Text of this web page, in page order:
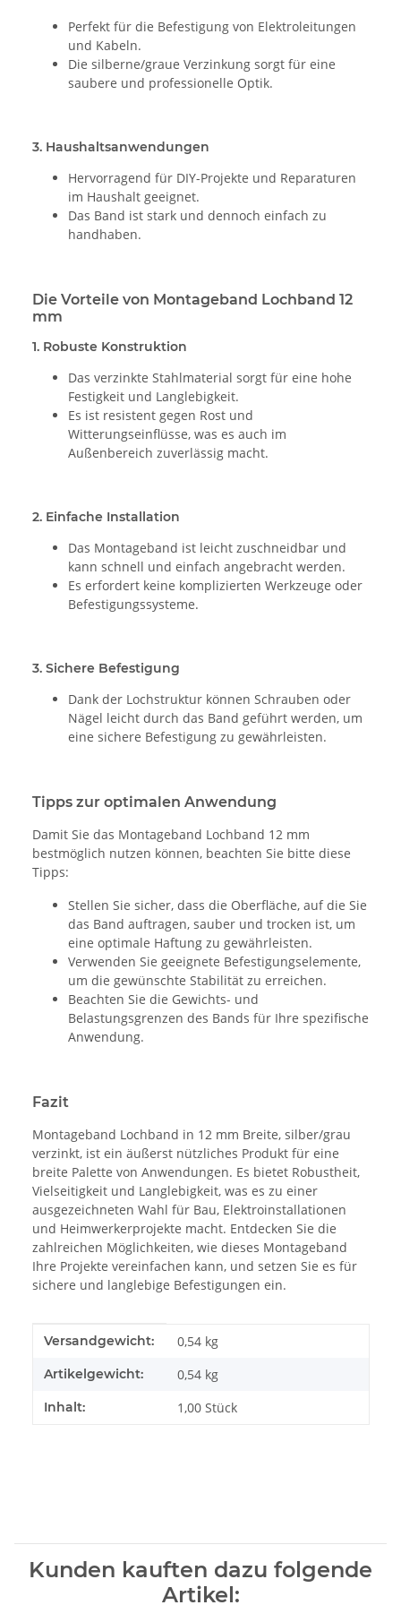
Perfekt für die Befestigung von Elektroleitungen
und Kabeln.
Die silberne/graue Verzinkung sorgt für eine
saubere und professionelle Optik.
3. Haushaltsanwendungen
Hervorragend für DIY-Projekte und Reparaturen
im Haushalt geeignet.
Das Band ist stark und dennoch einfach zu
handhaben.
Die Vorteile von Montageband Lochband 12
mm
1. Robuste Konstruktion
Das verzinkte Stahlmaterial sorgt für eine hohe
Festigkeit und Langlebigkeit.
Es ist resistent gegen Rost und
Witterungseinflüsse, was es auch im
Außenbereich zuverlässig macht.
2. Einfache Installation
Das Montageband ist leicht zuschneidbar und
kann schnell und einfach angebracht werden.
Es erfordert keine komplizierten Werkzeuge oder
Befestigungssysteme.
3. Sichere Befestigung
Dank der Lochstruktur können Schrauben oder
Nägel leicht durch das Band geführt werden, um
eine sichere Befestigung zu gewährleisten.
Tipps zur optimalen Anwendung
Damit Sie das Montageband Lochband 12 mm
bestmöglich nutzen können, beachten Sie bitte diese
Tipps:
Stellen Sie sicher, dass die Oberfläche, auf die Sie
das Band auftragen, sauber und trocken ist, um
eine optimale Haftung zu gewährleisten.
Verwenden Sie geeignete Befestigungselemente,
um die gewünschte Stabilität zu erreichen.
Beachten Sie die Gewichts- und
Belastungsgrenzen des Bands für Ihre spezifische
Anwendung.
Fazit
Montageband Lochband in 12 mm Breite, silber/grau
verzinkt, ist ein äußerst nützliches Produkt für eine
breite Palette von Anwendungen. Es bietet Robustheit,
Vielseitigkeit und Langlebigkeit, was es zu einer
ausgezeichneten Wahl für Bau, Elektroinstallationen
und Heimwerkerprojekte macht. Entdecken Sie die
zahlreichen Möglichkeiten, wie dieses Montageband
Ihre Projekte vereinfachen kann, und setzen Sie es für
sichere und langlebige Befestigungen ein.
Produkteigenschaft
Wert
Versandgewicht: 0,54 kg
Artikelgewicht: 0,54 kg
Inhalt: 1,00 Stück
Kunden kauften dazu folgende
Artikel: